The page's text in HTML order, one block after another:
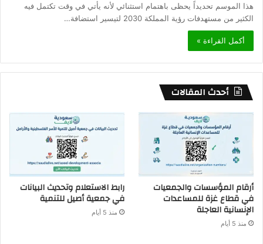
هذا الموسم تحديداً يحظى باهتمام استثنائي لأنه يأتي في وقت تكتمل فيه
الكثير من مستهدفات رؤية المملكة 2030 لتيسير استضافة…
أكمل القراءة »
أحدث المقالات
أرقام المؤسسات والجمعيات
في قطاع غزة للمساعدات
الإنسانية العاجلة
منذ 5 أيام
رابط الاستعلام وتحديث البيانات
في جمعية أصيل للتنمية
منذ 5 أيام